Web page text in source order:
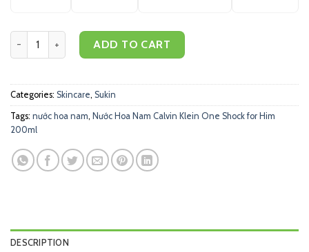
Sukin Xịt khử mùi (125ml) quantity
ADD TO CART
Categories: Skincare, Sukin
Tags: nước hoa nam, Nước Hoa Nam Calvin Klein One Shock for Him
200ml
DESCRIPTION